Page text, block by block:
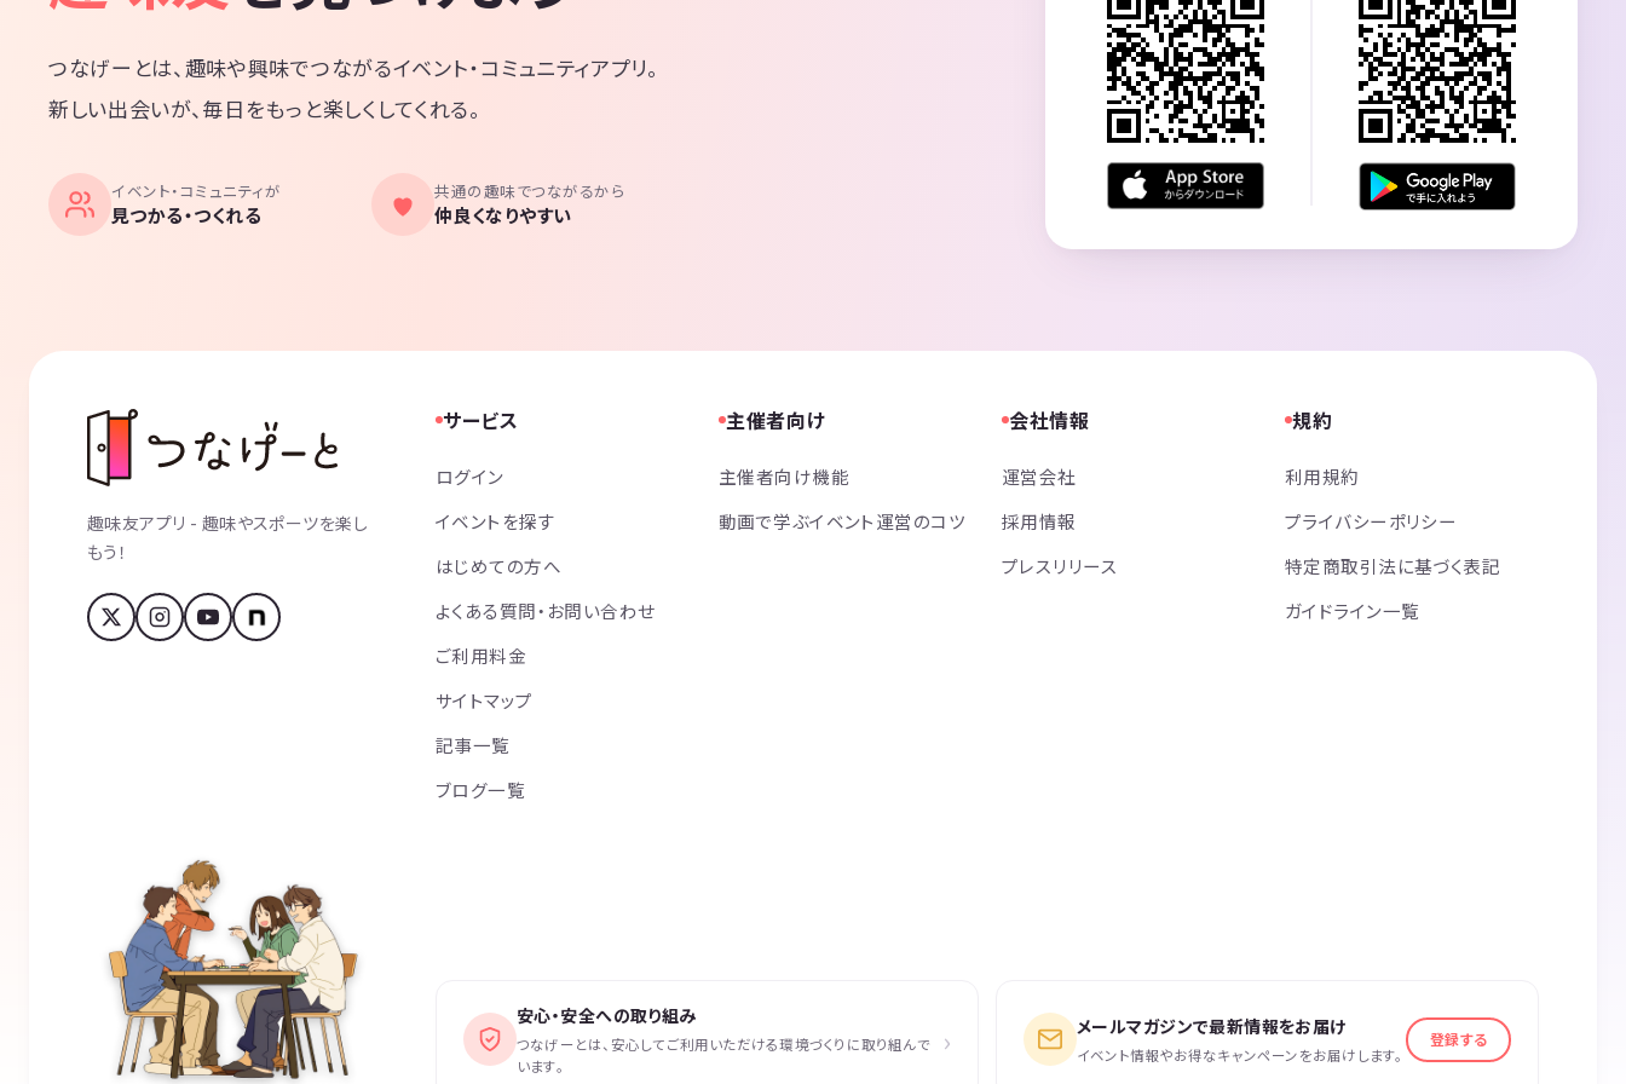
つなげーとは、趣味や興味でつながるイベント・コミュニティアプリ。
新しい出会いが、毎日をもっと楽しくしてくれる。
イベント・コミュニティが
見つかる・つくれる
共通の趣味でつながるから
仲良くなりやすい
趣味友アプリ - 趣味やスポーツを楽し
もう！
サービス
ログイン
イベントを探す
はじめての方へ
よくある質問・お問い合わせ
ご利用料金
サイトマップ
記事一覧
ブログ一覧
主催者向け
主催者向け機能
動画で学ぶイベント運営のコツ
会社情報
運営会社
採用情報
プレスリリース
規約
利用規約
プライバシーポリシー
特定商取引法に基づく表記
ガイドライン一覧
安心・安全への取り組み
つなげーとは、安心してご利用いただける環境づくりに取り組んで
います。
› メールマガジンで最新情報をお届け
イベント情報やお得なキャンペーンをお届けします。
登録する